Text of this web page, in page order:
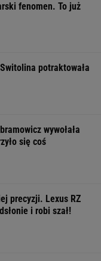
fenomen. To już
potraktowała
wywołała
się coś
precyzji. Lexus RZ
i robi szał!